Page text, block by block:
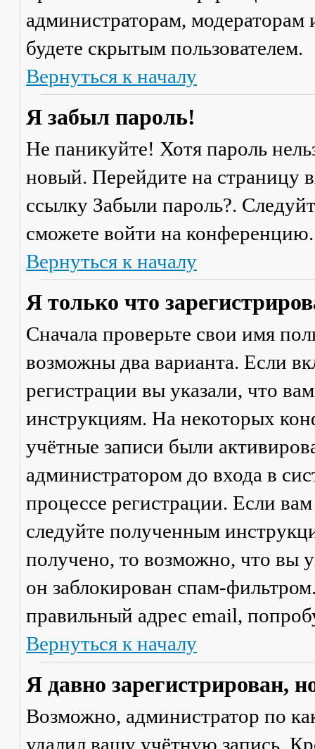
администраторам,
будете скрытым пользователем.
Вернуться к началу
Я забыл пароль!
Не паникуйте! Хотя пароль
новый. Перейдите на страницу
ссылку Забыли пароль?.
сможете войти на конференцию.
Вернуться к началу
Я только что
Сначала проверьте свои имя
возможны два варианта. Если
регистрации вы указали, что
инструкциям. На некоторых
учётные записи были
администратором до входа в
процессе регистрации. Если
следуйте полученным
получено, то возможно, что вы
он заблокирован спам-
правильный адрес email,
Вернуться к началу
Я давно зарегистрирован,
Возможно, администратор по
удалил вашу учётную запись.